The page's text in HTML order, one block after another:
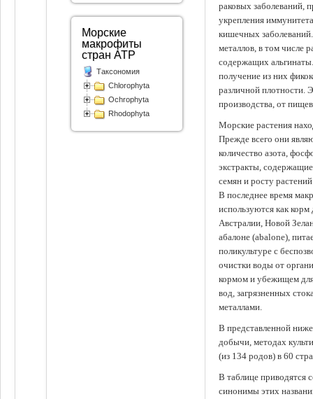
раковых заболеваний,
укрепления
кишечных
металлов, в том числе
содержащих
получение из них
различной плотности.
производства, от
Морские растения
Прежде всего они
количество азота,
экстракты,
семян и росту
В последнее время
используются как
Австралии, Новой
абалоне (abalone),
поликультуре с
очистки воды от
кормом и убежищем
вод, загрязненных
металлами.
В представленной
добычи, методах
(из 134 родов) в 60
В таблице приводятся
синонимы этих
Морские
макрофиты
стран АТР
Таксономия
Chlorophyta
Ochrophyta
Rhodophyta